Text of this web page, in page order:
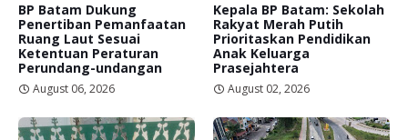
BP Batam Dukung
Penertiban Pemanfaatan
Ruang Laut Sesuai
Ketentuan Peraturan
Perundang-undangan
August 06, 2026
Kepala BP Batam: Sekolah
Rakyat Merah Putih
Prioritaskan Pendidikan
Anak Keluarga
Prasejahtera
August 02, 2026